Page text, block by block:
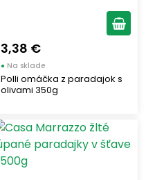
3,38 €
● Na sklade
Polli omáčka z paradajok s
olivami 350g